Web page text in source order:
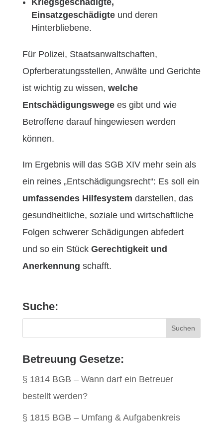
Kriegsgeschädigte,
Einsatzgeschädigteund deren
Hinterbliebene.
Für Polizei, Staatsanwaltschaften,
Opferberatungsstellen, Anwälte und Gerichte
ist wichtig zu wissen, welche
Entschädigungswegees gibt und wie
Betroffene darauf hingewiesen werden
können.
Im Ergebnis will das SGB XIV mehr sein als
ein reines „Entschädigungsrecht“: Es soll ein
umfassendes Hilfesystem darstellen, das
gesundheitliche, soziale und wirtschaftliche
Folgen schwerer Schädigungen abfedert
und so ein Stück Gerechtigkeit und
Anerkennung schafft.
Suche:
Betreuung Gesetze:
§ 1814 BGB – Wann darf ein Betreuer
bestellt werden?
§ 1815 BGB – Umfang & Aufgabenkreis